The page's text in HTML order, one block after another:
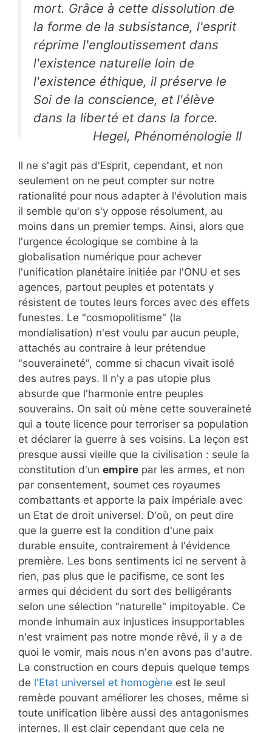
mort. Grâce à cette dissolution de
la forme de la subsistance, l'esprit
réprime l'engloutissement dans
l'existence naturelle loin de
l'existence éthique, il préserve le
Soi de la conscience, et l'élève
dans la liberté et dans la force.
Hegel, Phénoménologie II
Il ne s'agit pas d'Esprit, cependant, et non
seulement on ne peut compter sur notre
rationalité pour nous adapter à l'évolution mais
il semble qu'on s'y oppose résolument, au
moins dans un premier temps. Ainsi, alors que
l'urgence écologique se combine à la
globalisation numérique pour achever
l'unification planétaire initiée par l'ONU et ses
agences, partout peuples et potentats y
résistent de toutes leurs forces avec des effets
funestes. Le "cosmopolitisme" (la
mondialisation) n'est voulu par aucun peuple,
attachés au contraire à leur prétendue
"souveraineté", comme si chacun vivait isolé
des autres pays. Il n'y a pas utopie plus
absurde que l'harmonie entre peuples
souverains. On sait où mène cette souveraineté
qui a toute licence pour terroriser sa population
et déclarer la guerre à ses voisins. La leçon est
presque aussi vieille que la civilisation : seule la
constitution d'un empire par les armes, et non
par consentement, soumet ces royaumes
combattants et apporte la paix impériale avec
un Etat de droit universel. D'où, on peut dire
que la guerre est la condition d'une paix
durable ensuite, contrairement à l'évidence
première. Les bons sentiments ici ne servent à
rien, pas plus que le pacifisme, ce sont les
armes qui décident du sort des belligérants
selon une sélection "naturelle" impitoyable. Ce
monde inhumain aux injustices insupportables
n'est vraiment pas notre monde rêvé, il y a de
quoi le vomir, mais nous n'en avons pas d'autre.
La construction en cours depuis quelque temps
de l'Etat universel et homogène est le seul
remède pouvant améliorer les choses, même si
toute unification libère aussi des antagonismes
internes. Il est clair cependant que cela ne